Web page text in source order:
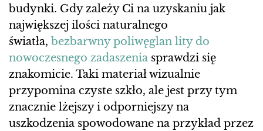
budynki. Gdy zależy Ci na uzyskaniu jak
największej ilości naturalnego
światła, bezbarwny poliwęglan lity do
nowoczesnego zadaszenia sprawdzi się
znakomicie. Taki materiał wizualnie
przypomina czyste szkło, ale jest przy tym
znacznie lżejszy i odporniejszy na
uszkodzenia spowodowane na przykład przez